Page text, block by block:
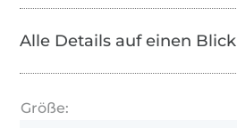
Alle Details auf einen Blick
Größe: